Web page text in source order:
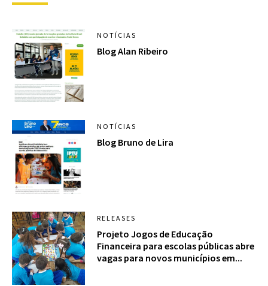
NOTÍCIAS
Blog Alan Ribeiro
NOTÍCIAS
Blog Bruno de Lira
RELEASES
Projeto Jogos de Educação
Financeira para escolas públicas abre
vagas para novos municípios em...